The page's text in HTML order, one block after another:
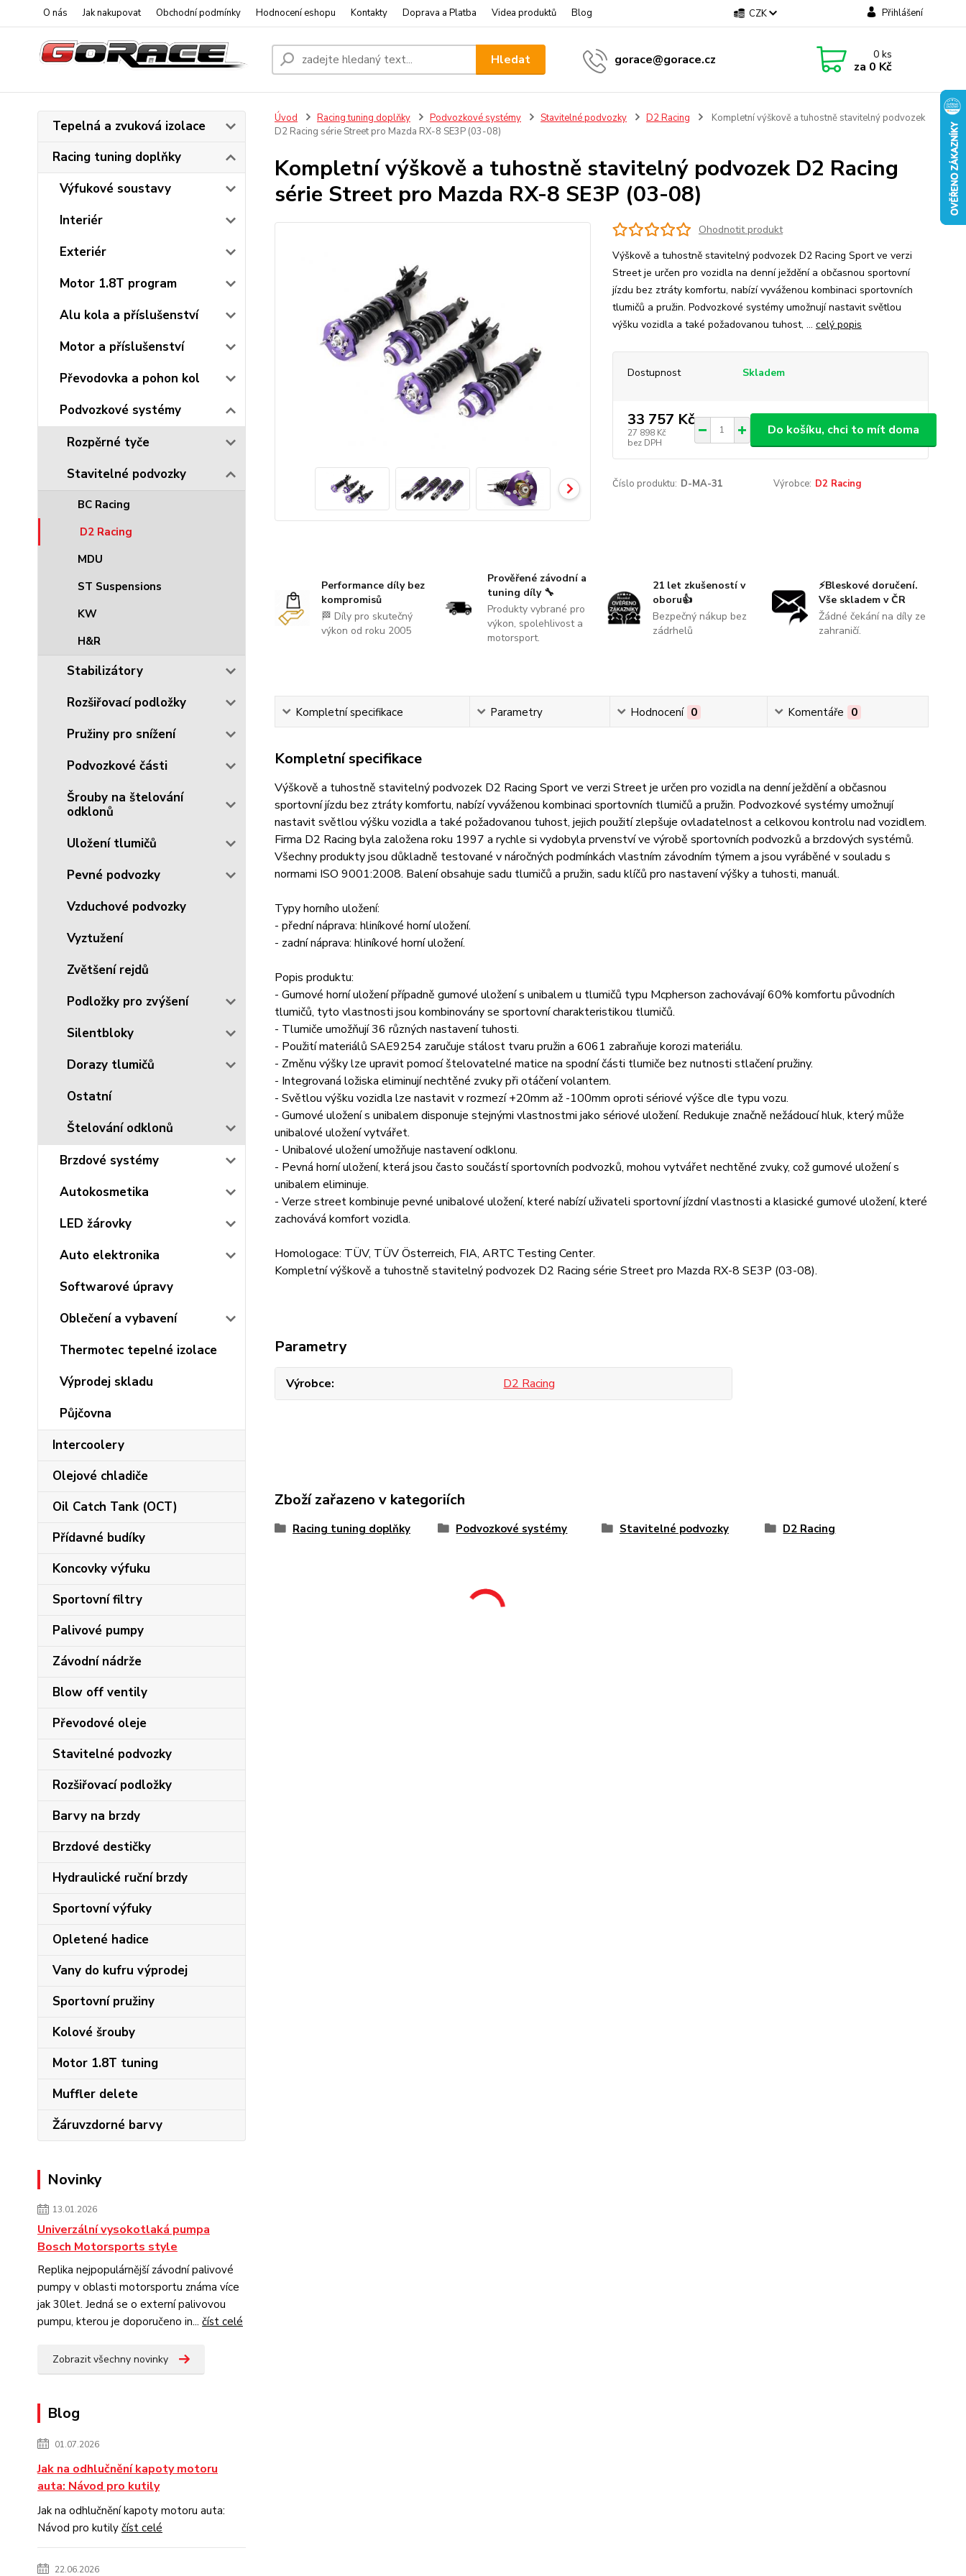
O nás Jak nakupovat Obchodní podmínky Hodnocení eshopu Kontakty Doprava a Platba Videa produktů Blog CZK Přihlášení
Hledat gorace@gorace.cz 0ks
za 0 Kč
Tepelná a zvuková izolace
Racing tuning doplňky
Výfukové soustavy
Interiér
Exteriér
Motor 1.8T program
Alu kola a příslušenství
Motor a příslušenství
Převodovka a pohon kol
Podvozkové systémy
Rozpěrné tyče
Stavitelné podvozky
BC Racing
D2 Racing
MDU
ST Suspensions
KW
H&R
Stabilizátory
Rozšiřovací podložky
Pružiny pro snížení
Podvozkové části
Šrouby na štelování
odklonů
Uložení tlumičů
Pevné podvozky
Vzduchové podvozky
Vyztužení
Zvětšení rejdů
Podložky pro zvýšení
Silentbloky
Dorazy tlumičů
Ostatní
Štelování odklonů
Brzdové systémy
Autokosmetika
LED žárovky
Auto elektronika
Softwarové úpravy
Oblečení a vybavení
Thermotec tepelné izolace
Výprodej skladu
Půjčovna
Intercoolery
Olejové chladiče
Oil Catch Tank (OCT)
Přídavné budíky
Koncovky výfuku
Sportovní filtry
Palivové pumpy
Závodní nádrže
Blow off ventily
Převodové oleje
Stavitelné podvozky
Rozšiřovací podložky
Barvy na brzdy
Brzdové destičky
Hydraulické ruční brzdy
Sportovní výfuky
Opletené hadice
Vany do kufru výprodej
Sportovní pružiny
Kolové šrouby
Motor 1.8T tuning
Muffler delete
Žáruvzdorné barvy
Novinky
13.01.2026
Univerzální vysokotlaká pumpa
Bosch Motorsports style
Replika nejpopulárnější závodní palivové
pumpy v oblasti motorsportu známa více
jak 30let. Jedná se o externí palivovou
pumpu, kterou je doporučeno in... číst celé
Zobrazit všechny novinky
Blog
01.07.2026
Jak na odhlučnění kapoty motoru
auta: Návod pro kutily
Jak na odhlučnění kapoty motoru auta:
Návod pro kutily číst celé
22.06.2026
Úvod Racing tuning doplňky Podvozkové systémy Stavitelné podvozky D2 Racing
Kompletní výškově a tuhostně stavitelný podvozek
D2 Racing série Street pro Mazda RX-8 SE3P (03-08)
Kompletní výškově a tuhostně stavitelný podvozek D2 Racing
série Street pro Mazda RX-8 SE3P (03-08)
Ohodnotit produkt
Výškově a tuhostně stavitelný podvozek D2 Racing Sport ve verzi
Street je určen pro vozidla na denní ježdění a občasnou sportovní
jízdu bez ztráty komfortu, nabízí vyváženou kombinaci sportovních
tlumičů a pružin. Podvozkové systémy umožnují nastavit světlou
výšku vozidla a také požadovanou tuhost, ... celý popis
Dostupnost Skladem
33 757 Kč
27 898 Kč
bez DPH
Do košíku, chci to mít doma
Číslo produktu: D-MA-31 Výrobce: D2 Racing
Performance díly bez
kompromisů
🏁 Díly pro skutečný
výkon od roku 2005
Prověřené závodní a
tuning díly 🔧
Produkty vybrané pro
výkon, spolehlivost a
motorsport.
21 let zkušeností v
oboru👍
Bezpečný nákup bez
zádrhelů
⚡Bleskové doručení.
Vše skladem v ČR
Žádné čekání na díly ze
zahraničí.
Kompletní specifikace Parametry Hodnocení 0 Komentáře 0
Kompletní specifikace
Výškově a tuhostně stavitelný podvozek D2 Racing Sport ve verzi Street je určen pro vozidla na denní ježdění a občasnou
sportovní jízdu bez ztráty komfortu, nabízí vyváženou kombinaci sportovních tlumičů a pružin. Podvozkové systémy umožnují
nastavit světlou výšku vozidla a také požadovanou tuhost, jejich použití zlepšuje ovladatelnost a celkovou kontrolu nad vozidlem.
Firma D2 Racing byla založena roku 1997 a rychle si vydobyla prvenství ve výrobě sportovních podvozků a brzdových systémů.
Všechny produkty jsou důkladně testované v náročných podmínkách vlastním závodním týmem a jsou vyráběné v souladu s
normami ISO 9001:2008. Balení obsahuje sadu tlumičů a pružin, sadu klíčů pro nastavení výšky a tuhosti, manuál.
Typy horního uložení:
- přední náprava: hliníkové horní uložení.
- zadní náprava: hliníkové horní uložení.
Popis produktu:
- Gumové horní uložení případně gumové uložení s unibalem u tlumičů typu Mcpherson zachovávají 60% komfortu původních
tlumičů, tyto vlastnosti jsou kombinovány se sportovní charakteristikou tlumičů.
- Tlumiče umožňují 36 různých nastavení tuhosti.
- Použití materiálů SAE9254 zaručuje stálost tvaru pružin a 6061 zabraňuje korozi materiálu.
- Změnu výšky lze upravit pomocí štelovatelné matice na spodní části tlumiče bez nutnosti stlačení pružiny.
- Integrovaná ložiska eliminují nechtěné zvuky při otáčení volantem.
- Světlou výšku vozidla lze nastavit v rozmezí +20mm až -100mm oproti sériové výšce dle typu vozu.
- Gumové uložení s unibalem disponuje stejnými vlastnostmi jako sériové uložení. Redukuje značně nežádoucí hluk, který může
unibalové uložení vytvářet.
- Unibalové uložení umožňuje nastavení odklonu.
- Pevná horní uložení, která jsou často součástí sportovních podvozků, mohou vytvářet nechtěné zvuky, což gumové uložení s
unibalem eliminuje.
- Verze street kombinuje pevné unibalové uložení, které nabízí uživateli sportovní jízdní vlastnosti a klasické gumové uložení, které
zachovává komfort vozidla.
Homologace: TÜV, TÜV Österreich, FIA, ARTC Testing Center.
Kompletní výškově a tuhostně stavitelný podvozek D2 Racing série Street pro Mazda RX-8 SE3P (03-08).
Parametry
Výrobce D2 Racing
Zboží zařazeno v kategoriích
Racing tuning doplňky Podvozkové systémy Stavitelné podvozky D2 Racing